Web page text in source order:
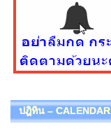
ปฎิทิน – CALENDAR